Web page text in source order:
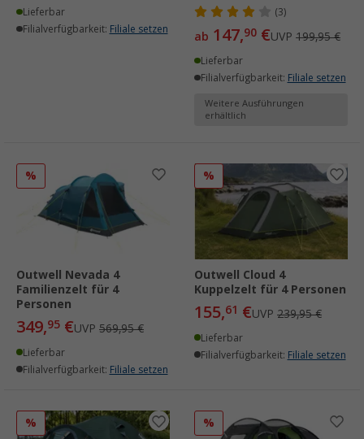
Lieferbar
Filialverfügbarkeit: Filiale setzen
(3)
ab 147,90 €UVP 199,95 €
Lieferbar
Filialverfügbarkeit: Filiale setzen
Weitere Ausführungen
erhältlich
%
Outwell Nevada 4
Familienzelt für 4
Personen
349,95 €UVP 569,95 €
Lieferbar
Filialverfügbarkeit: Filiale setzen
%
Outwell Cloud 4
Kuppelzelt für 4 Personen
155,61 €UVP 239,95 €
Lieferbar
Filialverfügbarkeit: Filiale setzen
% %